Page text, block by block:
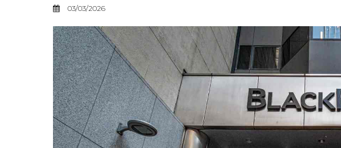
03/03/2026